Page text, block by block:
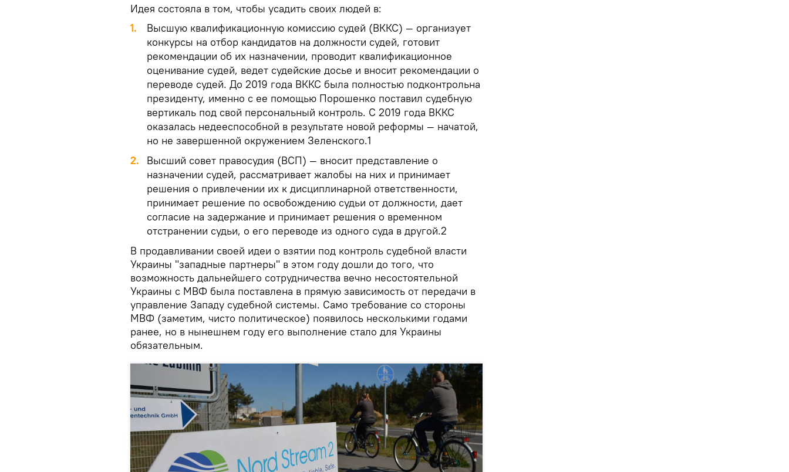
Идея состояла в том, чтобы усадить своих людей в:
1.
Высшую квалификационную комиссию судей (ВККС) — организует
конкурсы на отбор кандидатов на должности судей, готовит
рекомендации об их назначении, проводит квалификационное
оценивание судей, ведет судейские досье и вносит рекомендации о
переводе судей. До 2019 года ВККС была полностью подконтрольна
президенту, именно с ее помощью Порошенко поставил судебную
вертикаль под свой персональный контроль. С 2019 года ВККС
оказалась недееспособной в результате новой реформы — начатой,
но не завершенной окружением Зеленского.1
2.
Высший совет правосудия (ВСП) — вносит представление о
назначении судей, рассматривает жалобы на них и принимает
решения о привлечении их к дисциплинарной ответственности,
принимает решение по освобождению судьи от должности, дает
согласие на задержание и принимает решения о временном
отстранении судьи, о его переводе из одного суда в другой.2
В продавливании своей идеи о взятии под контроль судебной власти
Украины "западные партнеры" в этом году дошли до того, что
возможность дальнейшего сотрудничества вечно несостоятельной
Украины с МВФ была поставлена в прямую зависимость от передачи в
управление Западу судебной системы. Само требование со стороны
МВФ (заметим, чисто политическое) появилось несколькими годами
ранее, но в нынешнем году его выполнение стало для Украины
обязательным.